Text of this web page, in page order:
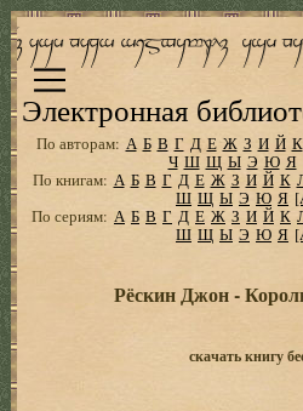
Электронная
По авторам: А Б В Г Д Е Ж З И Й К
Ч Ш Щ Ы Э Ю Я
По книгам: А Б В Г Д Е Ж З И Й К
Ш Щ Ы Э Ю Я
По сериям: А Б В Г Д Е Ж З И Й К
Ш Щ Ы Э Ю Я
Рёскин Джон -
скачать книгу